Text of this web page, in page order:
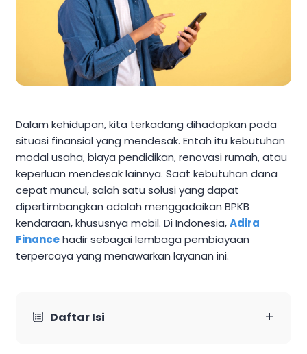
Dalam kehidupan, kita terkadang dihadapkan pada
situasi finansial yang mendesak. Entah itu kebutuhan
modal usaha, biaya pendidikan, renovasi rumah, atau
keperluan mendesak lainnya. Saat kebutuhan dana
cepat muncul, salah satu solusi yang dapat
dipertimbangkan adalah menggadaikan BPKB
kendaraan, khususnya mobil. Di Indonesia,Adira
Financehadir sebagai lembaga pembiayaan
terpercaya yang menawarkan layanan ini.
Daftar Isi +